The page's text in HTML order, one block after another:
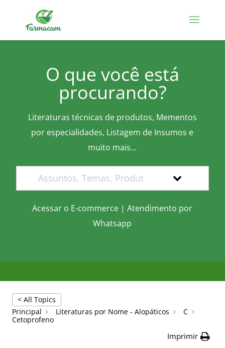
O que você está
procurando?
Literaturas técnicas de produtos, Mementos
por especialidades, Listagem de Insumos e
muito mais...
Acessar o E-commerce |Atendimento por
Whatsapp
< All Topics
Principal
Literaturas por Nome - Alopáticos
C
Cetoprofeno
Imprimir